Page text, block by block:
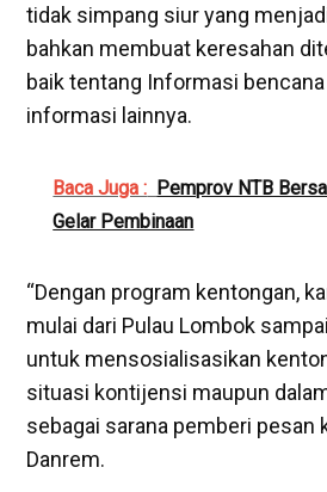
tidak simpang siur yang
bahkan membuat keresahan
baik tentang Informasi
informasi lainnya.
Baca Juga : Pemprov NTB
Gelar Pembinaan
“Dengan program kentongan,
mulai dari Pulau Lombok
untuk mensosialisasikan
situasi kontijensi maupun
sebagai sarana pemberi pesan
Danrem.